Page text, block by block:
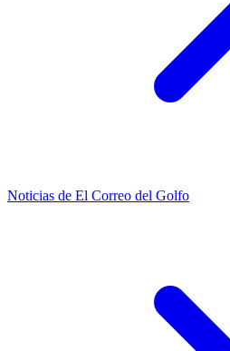
Noticias de El Correo del Golfo